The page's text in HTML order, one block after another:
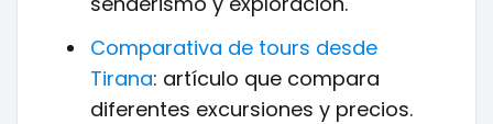
Comparativa de tours desde
Tirana: artículo que compara
diferentes excursiones y precios.